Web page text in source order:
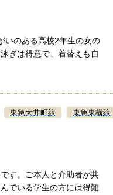
いのある高校2年生の女の
ぎは得意で、着替えも自
東急大井町線 東急東横線
す。ご本人と介助者が共
でいる学生の方には得難